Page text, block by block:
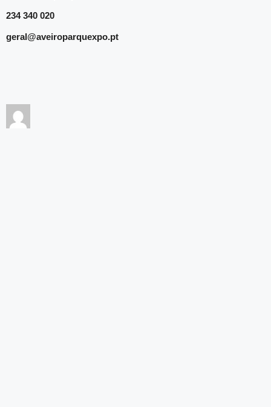
234 340 020
geral@aveiroparquexpo.pt